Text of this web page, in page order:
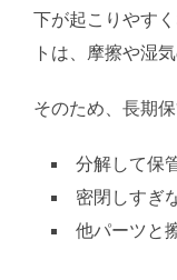
下が起こりやす
トは、摩擦や湿
そのため、長期
分解して保
密閉しすぎ
他パーツと